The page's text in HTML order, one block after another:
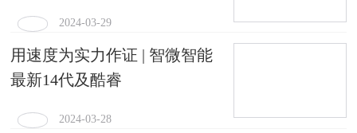
2024-03-29
用速度为实力作证 | 智微智能
最新14代及酷睿
2024-03-28